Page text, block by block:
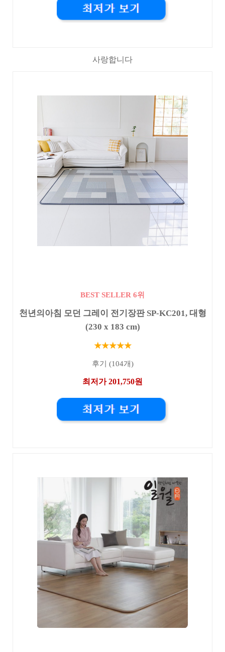
사랑합니다
BEST SELLER 6위
천년의아침 모던 그레이 전기장판 SP-KC201, 대형
(230 x 183 cm)
★★★★★
후기 (104개)
최저가 201,750원